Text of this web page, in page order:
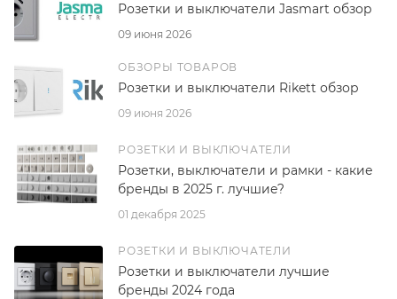
09 июня 2026
Розетки и выключатели Jasmart обзор
ОБЗОРЫ ТОВАРОВ
09 июня 2026
Розетки и выключатели Rikett обзор
РОЗЕТКИ И ВЫКЛЮЧАТЕЛИ
01 декабря 2025
Розетки, выключатели и рамки - какие
бренды в 2025 г. лучшие?
РОЗЕТКИ И ВЫКЛЮЧАТЕЛИ
Розетки и выключатели лучшие
бренды 2024 года